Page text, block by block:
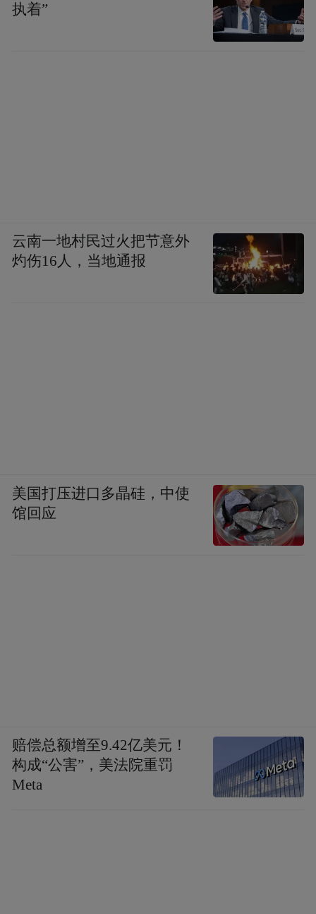
执着”
云南一地村民过火把节意外
灼伤16人，当地通报
美国打压进口多晶硅，中使
馆回应
赔偿总额增至9.42亿美元！
构成“公害”，美法院重罚
Meta